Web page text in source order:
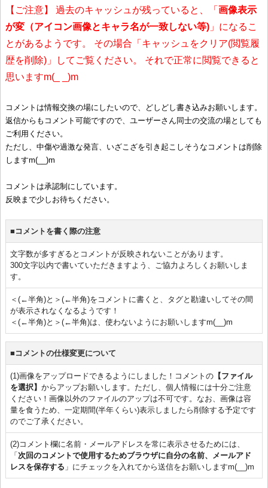
【ご注意】 過去のキャッシュが残っていると、「 画像表示
が変（アイコン画像とキャラ名が一致しない等) 」になるこ
とがあるようです。 その場合「キャッシュをクリア(閲覧履
歴を削除)」してご覧ください。 それで正常に閲覧できると
思いますm(_ _)m
コメントは情報交換の場にしたいので、どしどし書き込みお願いします。
返信からもコメント可能ですので、ユーザーさん同士の交流の場としても
ご利用ください。
ただし、中傷や過激な発言、いざこざを引き起こしそうなコメントは削除
しますm(__)m
コメントは承認制にしています。
反映まで少しお待ちください。
■コメントを書く際の注意
文字数が多すぎるとコメントが反映されないことがあります。
300文字以内で書いていただきますよう、ご協力よろしくお願いしま
す。
＜(←半角)と＞(←半角)をコメントに書くと、タグと勘違いしてその間
が表示されなくなるようです！
＜(←半角)と＞(←半角)は、使わないようにお願いしますm(__)m
■コメントの仕様変更について
(1)画像をアップロードできるようにしました！コメントの【ファイル
を選択】 からアップお願いします。ただし、個人情報には十分ご注意
ください！画像以外のファイルのアップは不可です。なお、画像は容
量を食うため、一定期間(半年くらい)表示しましたら削除する予定です
のでご了承ください。
(2)コメント欄に名前・メールアドレスを常に表示させるためには、
「 次回のコメントで使用するためブラウザに自分の名前、メールアド
レスを保存する 」にチェックを入れてから送信をお願いしますm(__)m